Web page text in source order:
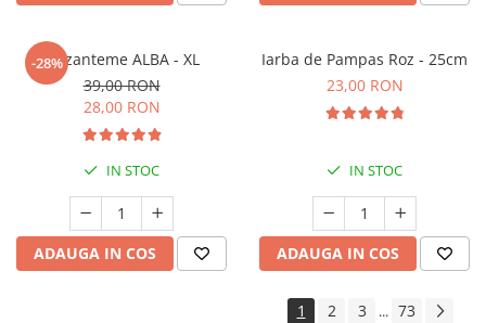
-28%
Crizanteme ALBA - XL
39,00 RON
28,00 RON
IN STOC
ADAUGA IN COS
Iarba de Pampas Roz - 25cm
23,00 RON
IN STOC
ADAUGA IN COS
1 2 3 ... 73